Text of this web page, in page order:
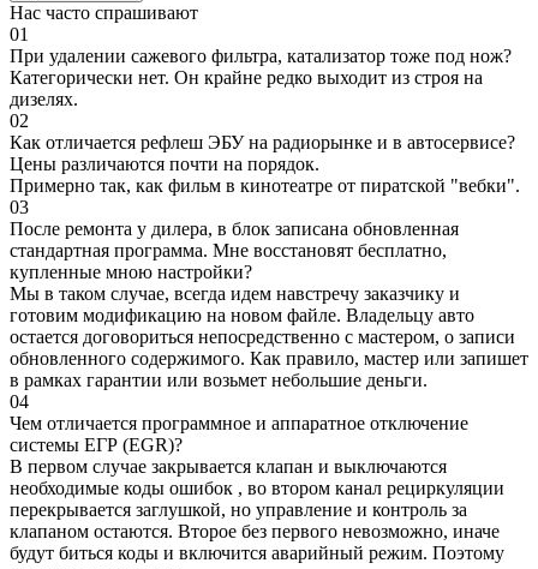
Нас часто спрашивают
01
При удалении сажевого фильтра, катализатор тоже под нож?
Категорически нет. Он крайне редко выходит из строя на
дизелях.
02
Как отличается рефлеш ЭБУ на радиорынке и в автосервисе?
Цены различаются почти на порядок.
Примерно так, как фильм в кинотеатре от пиратской "вебки".
03
После ремонта у дилера, в блок записана обновленная
стандартная программа. Мне восстановят бесплатно,
купленные мною настройки?
Мы в таком случае, всегда идем навстречу заказчику и
готовим модификацию на новом файле. Владельцу авто
остается договориться непосредственно с мастером, о записи
обновленного содержимого. Как правило, мастер или запишет
в рамках гарантии или возьмет небольшие деньги.
04
Чем отличается программное и аппаратное отключение
системы ЕГР (EGR)?
В первом случае закрывается клапан и выключаются
необходимые коды ошибок , во втором канал рециркуляции
перекрывается заглушкой, но управление и контроль за
клапаном остаются. Второе без первого невозможно, иначе
будут биться коды и включится аварийный режим. Поэтому